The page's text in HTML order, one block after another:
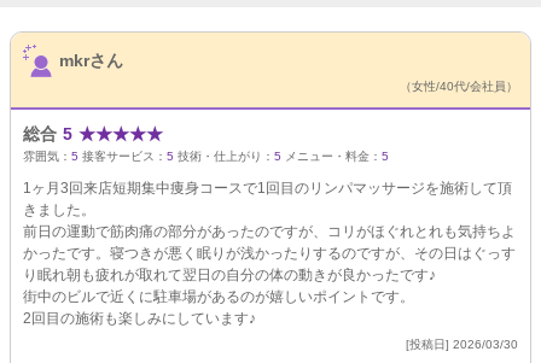
サロンPick Up
mkrさん
（女性/40代/会社員）
総合 5 ★★★★★
雰囲気： 5 接客サービス： 5 技術・仕上がり： 5 メニュー・料金： 5
1ヶ月3回来店短期集中痩身コースで1回目のリンパマッサージを施術して頂
きました。
前日の運動で筋肉痛の部分があったのですが、コリがほぐれとれも気持ちよ
かったです。寝つきが悪く眠りが浅かったりするのですが、その日はぐっす
り眠れ朝も疲れが取れて翌日の自分の体の動きが良かったです♪
街中のビルで近くに駐車場があるのが嬉しいポイントです。
2回目の施術も楽しみにしています♪
[投稿日] 2026/03/30